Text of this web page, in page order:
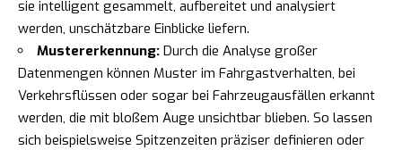
sie intelligent gesammelt, aufbereitet und analysiert
werden, unschätzbare Einblicke liefern.
Mustererkennung: Durch die Analyse großer
Datenmengen können Muster im Fahrgastverhalten, bei
Verkehrsflüssen oder sogar bei Fahrzeugausfällen erkannt
werden, die mit bloßem Auge unsichtbar blieben. So lassen
sich beispielsweise Spitzenzeiten präziser definieren oder